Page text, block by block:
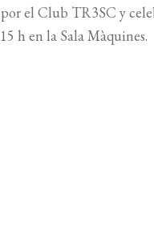
el Club TR3SC y
h en la Sala Màquines.